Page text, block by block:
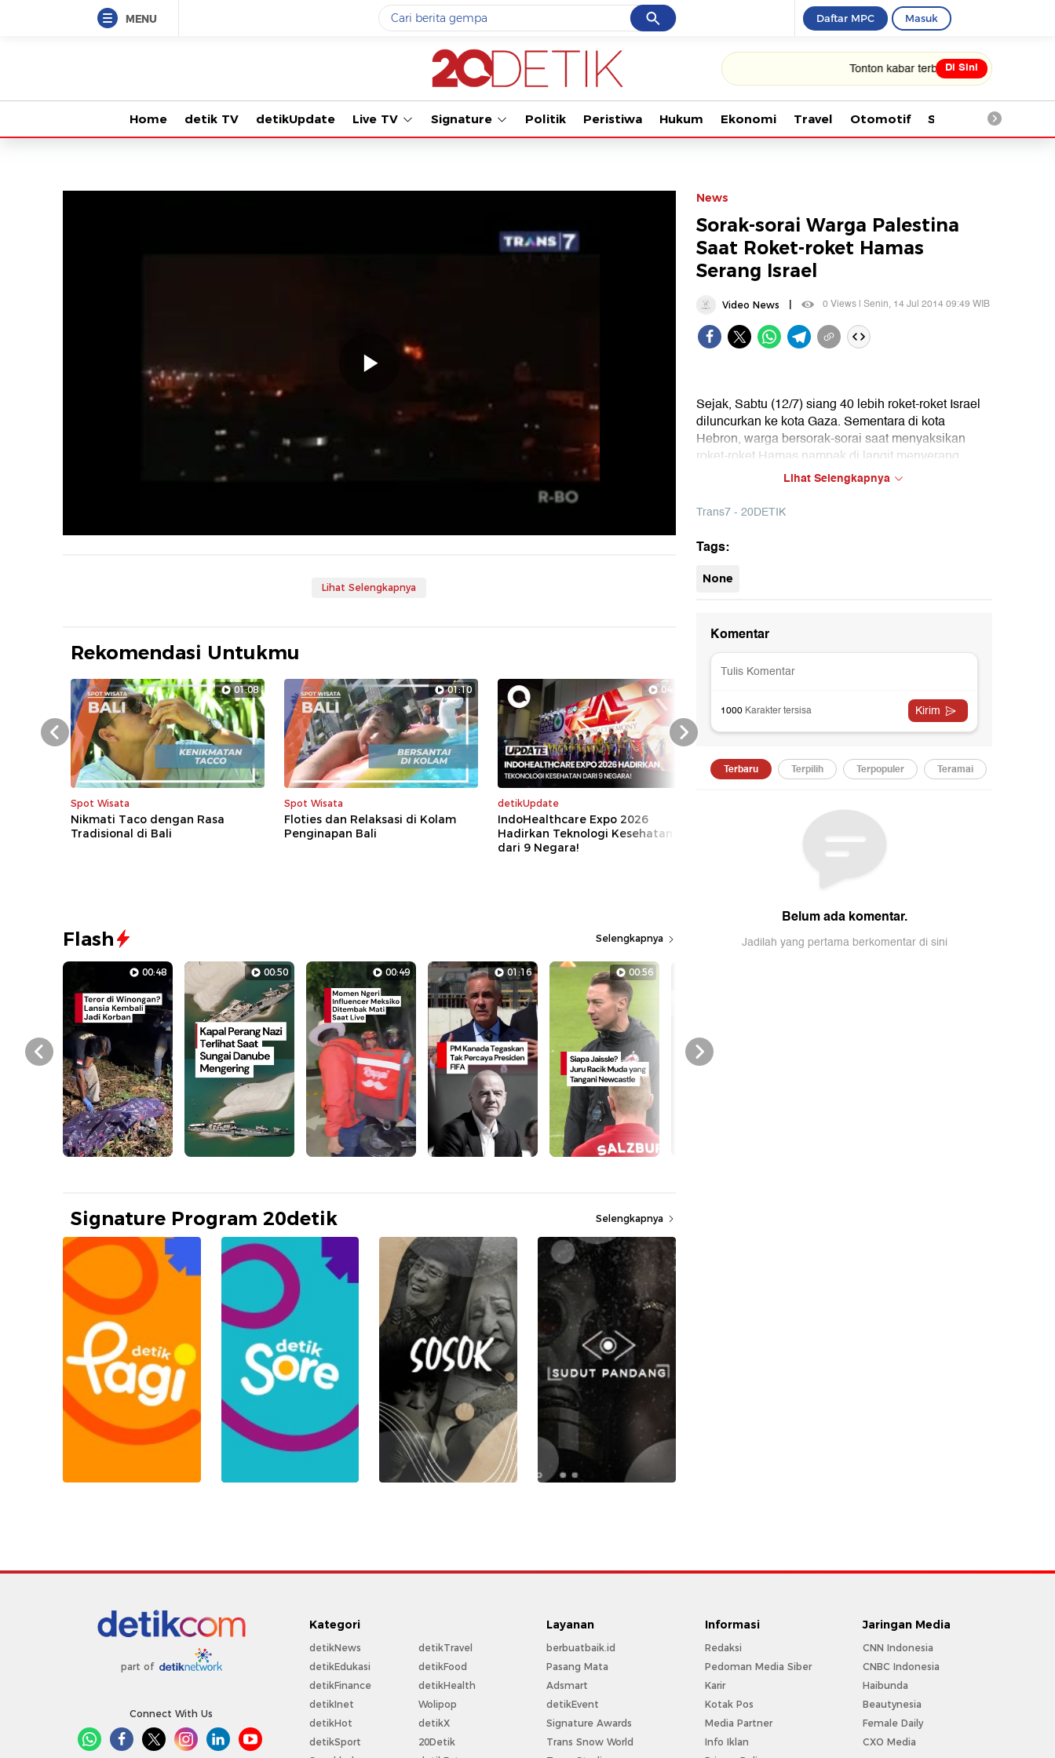
MENU Cancel
Yang sedang ramai dicari
gempa hari ini
#3iran
#5prabowo
Daftar MPC Masuk
Tonton kabar terbaru PIALA DUNIA 2026
Di Sini
Home detik TV detikUpdate Live TV Signature Politik Peristiwa Hukum Ekonomi Travel Otomotif Saintek
Video
Lihat Selengkapnya
Rekomendasi Untukmu
01:08
Spot Wisata
Nikmati Taco dengan Rasa
Tradisional di Bali
01:10
Spot Wisata
Floties dan Relaksasi di Kolam
Penginapan Bali
04:39
detikUpdate
IndoHealthcare Expo 2026
Hadirkan Teknologi Kesehatan
dari 9 Negara!
Video: Kebakaran Kaldera Bromo
Berhasil Dipadamkan, Petugas
Prev Next
Flash Selengkapnya
00:48 00:50 00:49 01:16 00:56
Prev Next
Signature Program 20detik Selengkapnya
News
Sorak-sorai Warga Palestina
Saat Roket-roket Hamas
Serang Israel
Video News | 0 Views | Senin, 14 Jul 2014 09:49 WIB
Sejak, Sabtu (12/7) siang 40 lebih roket-roket Israel
diluncurkan ke kota Gaza. Sementara di kota
Hebron, warga bersorak-sorai saat menyaksikan
roket-roket Hamas nampak di langit menyerang
Lihat Selengkapnya
Trans7 - 20DETIK
Tags:
None
part of
Connect With Us
Kategori
detikNews
detikEdukasi
detikFinance
detikInet
detikHot
detikSport
detikTravel
detikFood
detikHealth
Wolipop
detikX
20Detik
Layanan
berbuatbaik.id
Pasang Mata
Adsmart
detikEvent
Signature Awards
Trans Snow World
Informasi
Redaksi
Pedoman Media Siber
Karir
Kotak Pos
Media Partner
Info Iklan
Jaringan Media
CNN Indonesia
CNBC Indonesia
Haibunda
Beautynesia
Female Daily
CXO Media